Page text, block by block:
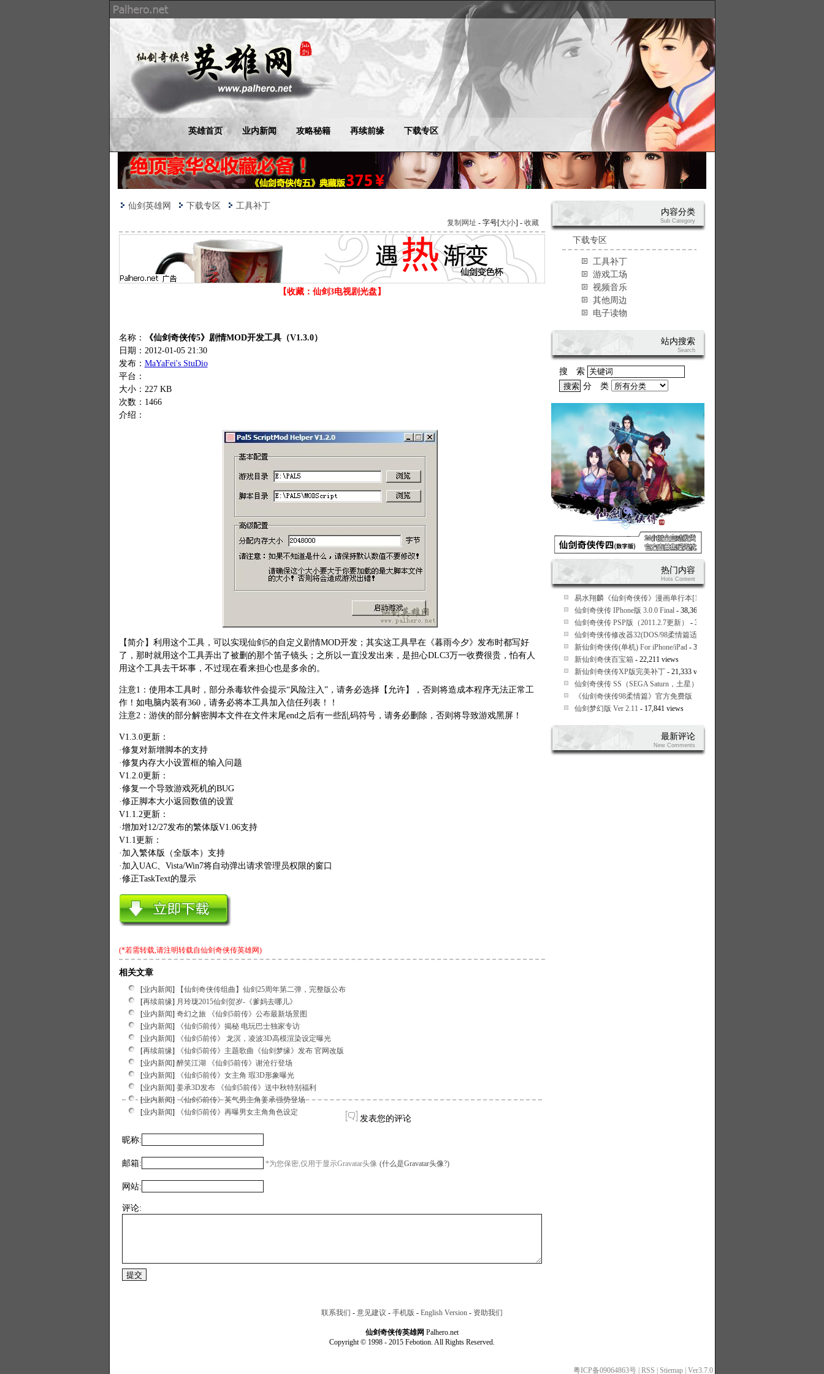
英雄首页 业内新闻 攻略秘籍 再续前缘 下载专区
仙剑英雄网 下载专区 工具补丁
复制网址 - 字号[大|小] - 收藏
【收藏：仙剑3电视剧光盘】
名称：
《仙剑奇侠传5》剧情MOD开发工具（V1.3.0）
日期：2012-01-05 21:30
发布： MaYaFei's StuDio
平台：
大小：227 KB
次数： 1466
介绍：
【简介】利用这个工具，可以实现仙剑5的自定义剧情MOD开发；其实这工具早在《暮雨今夕》发布时都写好
了，那时就用这个工具弄出了被删的那个笛子镜头；之所以一直没发出来，是担心DLC3万一收费很贵，怕有人
用这个工具去干坏事，不过现在看来担心也是多余的。
注意1：使用本工具时，部分杀毒软件会提示“风险注入”，请务必选择【允许】，否则将造成本程序无法正常工
作！如电脑内装有360，请务必将本工具加入信任列表！！
注意2：游侠的部分解密脚本文件在文件末尾end之后有一些乱码符号，请务必删除，否则将导致游戏黑屏！
V1.3.0更新：
·修复对新增脚本的支持
·修复内存大小设置框的输入问题
V1.2.0更新：
·修复一个导致游戏死机的BUG
·修正脚本大小返回数值的设置
V1.1.2更新：
·增加对12/27发布的繁体版V1.06支持
V1.1更新：
·加入繁体版（全版本）支持
·加入UAC、Vista/Win7将自动弹出请求管理员权限的窗口
·修正TaskText的显示
(*若需转载,请注明转载自仙剑奇侠传英雄网)
相关文章
[业内新闻]
【仙剑奇侠传组曲】仙剑25周年第二弹，完整版公布
[再续前缘] 月玲珑2015仙剑贺岁-《爹妈去哪儿》
[业内新闻] 奇幻之旅 《仙剑5前传》公布最新场景图
[业内新闻]
《仙剑5前传》揭秘 电玩巴士独家专访
[业内新闻]
《仙剑5前传》 龙溟，凌波3D高模渲染设定曝光
[再续前缘]
《仙剑5前传》主题歌曲《仙剑梦缘》发布 官网改版
[业内新闻] 醉笑江湖 《仙剑5前传》谢沧行登场
[业内新闻]
《仙剑5前传》女主角 瑕3D形象曝光
[业内新闻] 姜承3D发布 《仙剑5前传》送中秋特别福利
[业内新闻] 《仙剑5前传》英气男主角姜承强势登场
[业内新闻] 《仙剑5前传》再曝男女主角角色设定
发表您的评论
昵称:
邮箱: *为您保密,仅用于显示Gravatar头像 (什么是Gravatar头像?)
网站:
评论:
内容分类
Sub Category
下载专区
工具补丁
游戏工场
视频音乐
其他周边
电子读物
站内搜索
Search
搜 索
分 类
热门内容
Hots Content
易水翔麟《仙剑奇侠传》漫画单行本[1-9全]
仙剑奇侠传 IPhone版 3.0.0 Final- 38,360 views
仙剑奇侠传 PSP版（2011.2.7更新）
- 37,469 views
仙剑奇侠传修改器32(DOS/98柔情篇适用)
新仙剑奇侠传(单机) For iPhone/iPad- 30,076 views
新仙剑奇侠百宝箱 - 22,211 views
新仙剑奇侠传XP版完美补丁- 21,333 views
仙剑奇侠传 SS（SEGA Saturn，土星）繁体中文版
《仙剑奇侠传98柔情篇》官方免费版（支持Vista,Win7）
仙剑梦幻版 Ver 2.11 - 17,841 views
最新评论
New Comments
联系我们 - 意见建议 - 手机版 - English Version - 资助我们
仙剑奇侠传英雄网 Palhero.net
Copyright © 1998 - 2015 Febotion. All Rights Reserved.
粤ICP备09064863号| RSS | Stiemap| Ver3.7.0